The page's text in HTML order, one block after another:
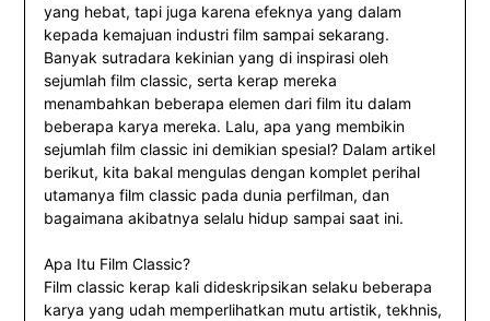
yang hebat, tapi juga karena efeknya yang dalam
kepada kemajuan industri film sampai sekarang.
Banyak sutradara kekinian yang di inspirasi oleh
sejumlah film classic, serta kerap mereka
menambahkan beberapa elemen dari film itu dalam
beberapa karya mereka. Lalu, apa yang membikin
sejumlah film classic ini demikian spesial? Dalam artikel
berikut, kita bakal mengulas dengan komplet perihal
utamanya film classic pada dunia perfilman, dan
bagaimana akibatnya selalu hidup sampai saat ini.
Apa Itu Film Classic?
Film classic kerap kali dideskripsikan selaku beberapa
karya yang udah memperlihatkan mutu artistik, tekhnis,